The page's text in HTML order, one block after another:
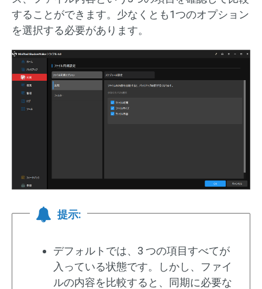
することができます。少なくとも1つのオプション
を選択する必要があります。
提示:
デフォルトでは、3 つの項目すべてが
入っている状態です。しかし、ファイ
ルの内容を比較すると、同期に必要な